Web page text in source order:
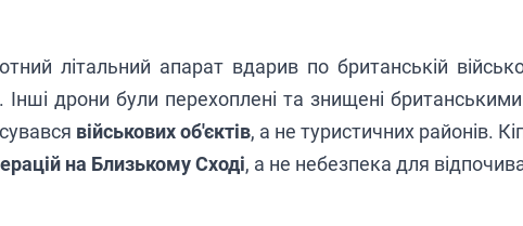
літальний апарат вдарив по британській
дрони були перехоплені та знищені
військових об'єктів, а не туристичних районів.
на Близькому Сході, а не небезпека для